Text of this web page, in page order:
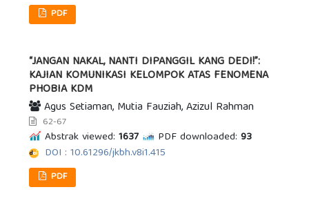
PDF
“JANGAN NAKAL, NANTI DIPANGGIL KANG DEDI!”:
KAJIAN KOMUNIKASI KELOMPOK ATAS FENOMENA
PHOBIA KDM
Agus Setiaman, Mutia Fauziah, Azizul Rahman
62-67
Abstrak viewed: 1637 PDF downloaded: 93
DOI : 10.61296/jkbh.v8i1.415
PDF